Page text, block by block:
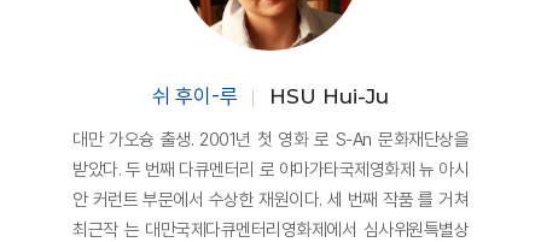
쉬 후이-루 HSU Hui-Ju
대만 가오슝 출생. 2001년 첫 영화 로 S-An 문화재단상을
받았다. 두 번째 다큐멘터리 로 야마가타국제영화제 뉴 아시
안 커런트 부문에서 수상한 재원이다. 세 번째 작품 를 거쳐
최근작 는 대만국제다큐멘터리영화제에서 심사위원특별상